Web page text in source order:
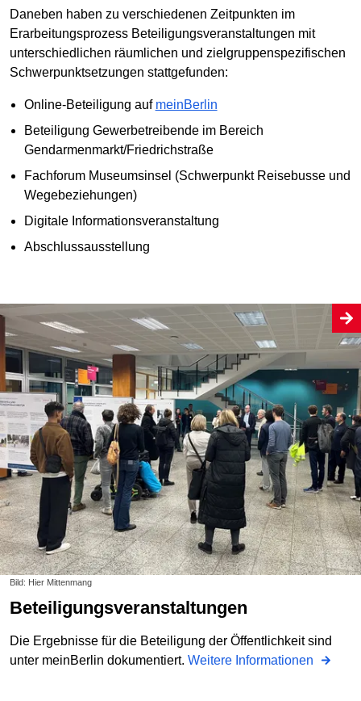
Daneben haben zu verschiedenen Zeitpunkten im
Erarbeitungsprozess Beteiligungsveranstaltungen mit
unterschiedlichen räumlichen und zielgruppenspezifischen
Schwerpunktsetzungen stattgefunden:
Online-Beteiligung auf meinBerlin
Beteiligung Gewerbetreibende im Bereich
Gendarmenmarkt/Friedrichstraße
Fachforum Museumsinsel (Schwerpunkt Reisebusse und
Wegebeziehungen)
Digitale Informationsveranstaltung
Abschlussausstellung
Bild: Hier Mittenmang
Beteiligungsveranstaltungen
Die Ergebnisse für die Beteiligung der Öffentlichkeit sind
unter meinBerlin dokumentiert. Weitere Informationen